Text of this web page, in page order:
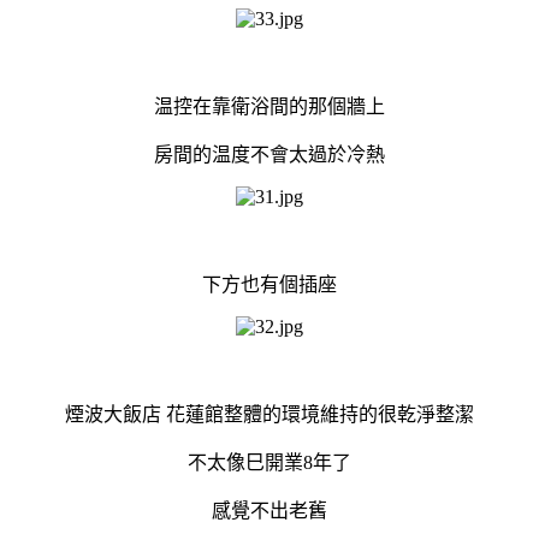
温控在靠衛浴間的那個牆上
房間的温度不會太過於冷熱
下方也有個插座
煙波大飯店 花蓮館整體的環境維持的很乾淨整潔
不太像巳開業8年了
感覺不出老舊